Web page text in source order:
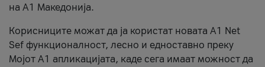
на А1 Македонија.
Корисниците можат да ја користат новата А1 Net
Sef функционалност, лесно и едноставно преку
Мојот А1 апликацијата, каде сега имаат можност да